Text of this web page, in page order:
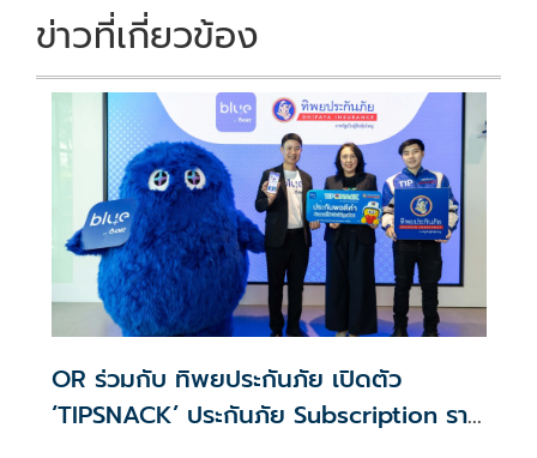
ข่าวที่เกี่ยวข้อง
OR ร่วมกับ ทิพยประกันภัย เปิดตัว
‘TIPSNACK’ ประกันภัย Subscription ราย